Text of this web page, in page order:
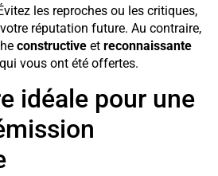
les reproches ou les critiques,
réputation future. Au contraire,
constructive et reconnaissante
vous ont été offertes.
idéale pour une